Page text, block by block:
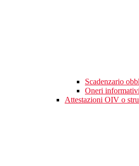
Scadenzario
Oneri
Attestazioni OIV o